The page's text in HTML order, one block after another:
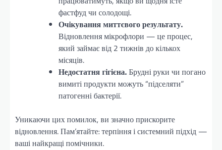
фастфуд чи солодощі.
Очікування миттєвого результату.
Відновлення мікрофлори — це процес,
який займає від 2 тижнів до кількох
місяців.
Недостатня гігієна.Брудні руки чи погано
вимиті продукти можуть “підселяти”
патогенні бактерії.
Уникаючи цих помилок, ви значно прискорите
відновлення. Пам’ятайте: терпіння і системний підхід —
ваші найкращі помічники.